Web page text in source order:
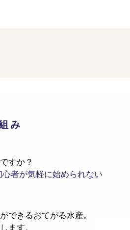
み
すか？
心者が気軽に始められない
できるおてがる水産。
ます。